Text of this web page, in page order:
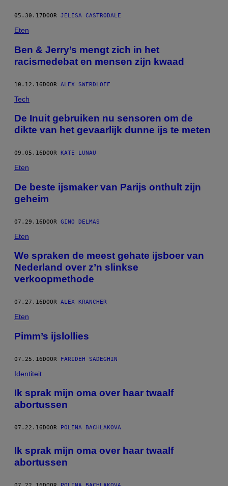
05.30.17DOOR JELISA CASTRODALE
Eten
Ben & Jerry’s mengt zich in het
racismedebat en mensen zijn kwaad
10.12.16DOOR ALEX SWERDLOFF
Tech
De Inuit gebruiken nu sensoren om de
dikte van het gevaarlijk dunne ijs te meten
09.05.16 DOOR KATE LUNAU
Eten
De beste ijsmaker van Parijs onthult zijn
geheim
07.29.16DOOR GINO DELMAS
Eten
We spraken de meest gehate ijsboer van
Nederland over z’n slinkse
verkoopmethode
07.27.16 DOOR ALEX KRANCHER
Eten
Pimm’s ijslollies
07.25.16DOOR FARIDEH SADEGHIN
Identiteit
Ik sprak mijn oma over haar twaalf
abortussen
07.22.16 DOOR POLINA BACHLAKOVA
Ik sprak mijn oma over haar twaalf
abortussen